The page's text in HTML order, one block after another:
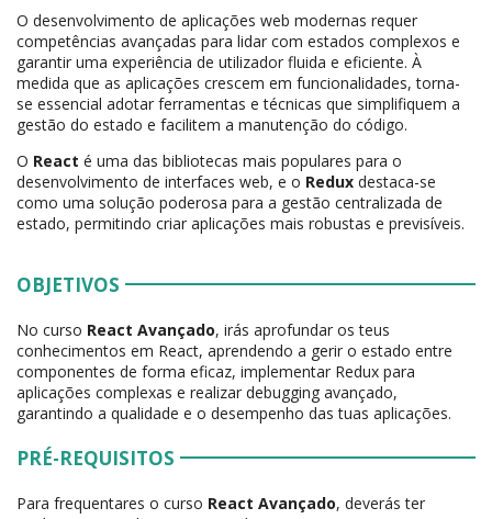
O desenvolvimento de aplicações web modernas requer
competências avançadas para lidar com estados complexos e
garantir uma experiência de utilizador fluida e eficiente. À
medida que as aplicações crescem em funcionalidades, torna-
se essencial adotar ferramentas e técnicas que simplifiquem a
gestão do estado e facilitem a manutenção do código.
O React é uma das bibliotecas mais populares para o
desenvolvimento de interfaces web, e o Redux destaca-se
como uma solução poderosa para a gestão centralizada de
estado, permitindo criar aplicações mais robustas e previsíveis.
OBJETIVOS
No curso React Avançado, irás aprofundar os teus
conhecimentos em React, aprendendo a gerir o estado entre
componentes de forma eficaz, implementar Redux para
aplicações complexas e realizar debugging avançado,
garantindo a qualidade e o desempenho das tuas aplicações.
PRÉ-REQUISITOS
Para frequentares o curso React Avançado, deverás ter